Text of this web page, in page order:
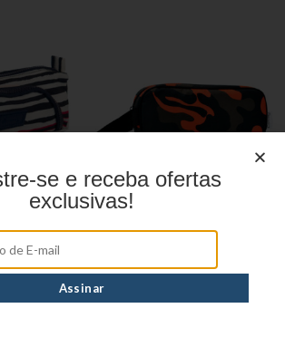
Estojo Juvenil YS27104
se e receba ofertas
exclusivas!